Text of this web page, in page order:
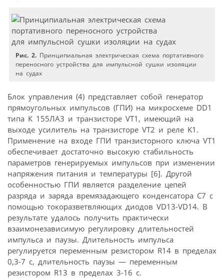
Рис. 2. Принципиальная электрическая схема портативного
переносного устройства для импульсной сушки изоляции
на судах
Блок управления (4) представляет собой генератор
прямоугольных импульсов (ГПИ) на микросхеме DD1
типа К 155ЛА3 и транзисторе VT1, имеющий на
выходе усилитель на транзисторе VT2 и реле K1.
Применение на входе ГПИ транзисторного ключа VT1
обеспечивает достаточно высокую стабильность
параметров генерируемых импульсов при изменении
напряжения питания и температуры [6]. Другой
особенностью ГПИ является разделение цепей
разряда и заряда времязадающего конденсатора С7 с
помощью токоразветвляющих диодов VD13-VD14. В
результате удалось получить практически
взаимонезависимую регулировку длительностей
импульса и паузы. Длительность импульса
регулируется переменным резистором R14 в пределах
0,3-7 с, длительность паузы — переменным
резистором R13 в пределах 3-16 с.